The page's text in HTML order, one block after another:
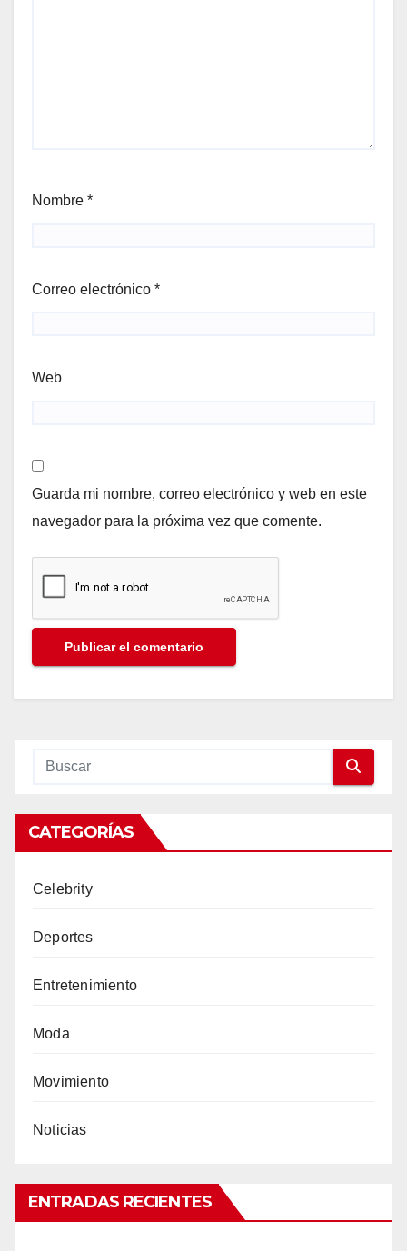
Nombre *
Correo electrónico *
Web
Guarda mi nombre, correo electrónico y web en este
navegador para la próxima vez que comente.
CATEGORÍAS
Celebrity
Deportes
Entretenimiento
Moda
Movimiento
Noticias
ENTRADAS RECIENTES